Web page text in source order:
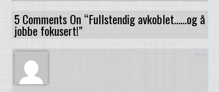
5 Comments On “Fullstendig avkoblet……og å
jobbe fokusert!”